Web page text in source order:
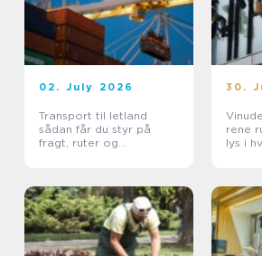
02. July 2026
Transport til letland
sådan får du styr på
fragt, ruter og
30.
rene
lys i